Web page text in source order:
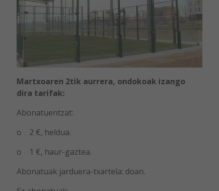
Martxoaren 2tik aurrera, ondokoak izango
dira tarifak:
Abonatuentzat:
o 2 €, heldua.
o 1 €, haur-gaztea.
Abonatuak jarduera-txartela: doan.